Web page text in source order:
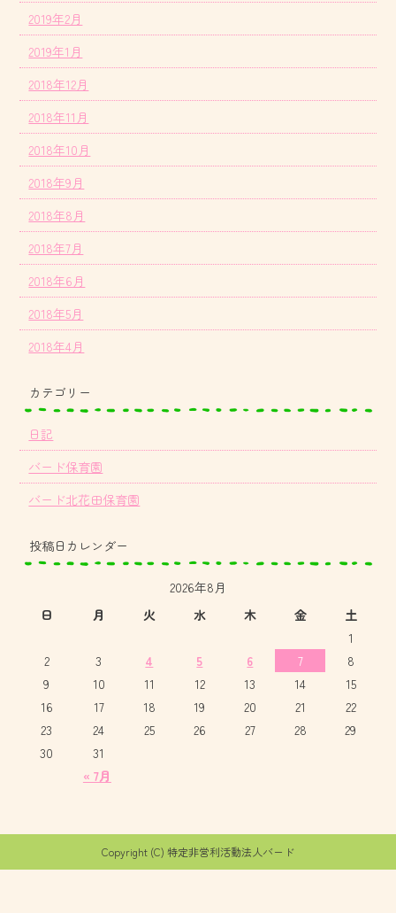
2019年2月
2019年1月
2018年12月
2018年11月
2018年10月
2018年9月
2018年8月
2018年7月
2018年6月
2018年5月
2018年4月
カテゴリー
日記
バード保育園
バード北花田保育園
投稿日カレンダー
2026年8月
日
月 火 水 木 金 土
« 7月
1
2
3 4 5 6 7
8
9
10 11 12 13 14
15
16
17 18 19 20 21
22
23
24 25 26 27 28
29
30
31
Copyright (C) 特定非営利活動法人バード